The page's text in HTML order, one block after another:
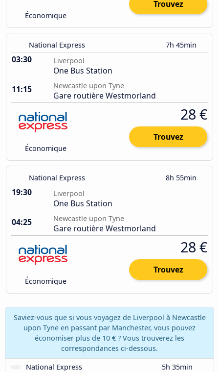
Économique
Trouvez
National Express 7h 45min
03:30 Liverpool
One Bus Station
11:15
Newcastle upon Tyne
Gare routière Westmorland
Économique
28 €
Trouvez
National Express 8h 55min
19:30 Liverpool
One Bus Station
04:25
Newcastle upon Tyne
Gare routière Westmorland
Économique
28 €
Trouvez
Saviez-vous que si vous voyagez de Liverpool à Newcastle
upon Tyne en passant par Manchester, vous pouvez
économiser plus de 10 € ? Vous trouverez les
correspondances ci-dessous.
National Express
5h 35min